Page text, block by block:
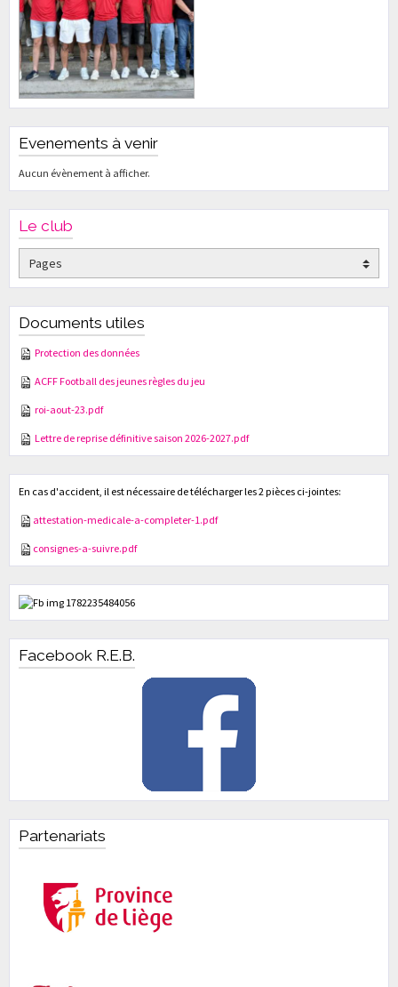
Evenements à venir
Aucun évènement à afficher.
Le club
Documents utiles
Protection des données
ACFF Football des jeunes règles du jeu
roi-aout-23.pdf
Lettre de reprise définitive saison 2026-2027.pdf
En cas d'accident, il est nécessaire de télécharger les 2 pièces ci-jointes:
attestation-medicale-a-completer-1.pdf
consignes-a-suivre.pdf
Facebook R.E.B.
Partenariats